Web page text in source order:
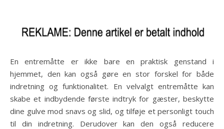
En entremåtte er ikke bare en praktisk genstand i
hjemmet, den kan også gøre en stor forskel for både
indretning og funktionalitet. En velvalgt entremåtte kan
skabe et indbydende første indtryk for gæster, beskytte
dine gulve mod snavs og slid, og tilføje et personligt touch
til din indretning. Derudover kan den også reducere